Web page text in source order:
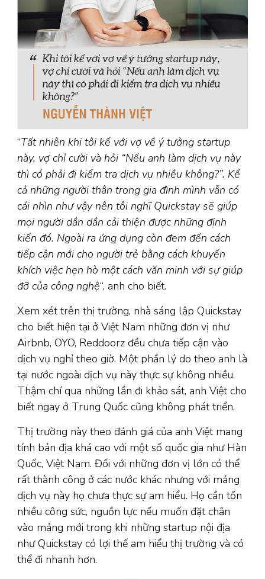
“Tất nhiên khi tôi kể với vợ về ý tưởng startup
này, vợ chỉ cười và hỏi “Nếu anh làm dịch vụ này
thì có phải đi kiểm tra dịch vụ nhiều không?”. Kể
cả những người thân trong gia đình mình vẫn có
cái nhìn như vậy nên tôi nghĩ Quickstay sẽ giúp
mọi người dần dần cải thiện được những định
kiến đó. Ngoài ra ứng dụng còn đem đến cách
tiếp cận mới cho người trẻ bằng cách khuyến
khích việc hẹn hò một cách văn minh với sự giúp
đỡ của công nghệ“, anh cho biết.
Xem xét trên thị trường, nhà sáng lập Quickstay
cho biết hiện tại ở Việt Nam những đơn vị như
Airbnb, OYO, Reddoorz đều chưa tiếp cận vào
dịch vụ nghỉ theo giờ. Một phần lý do theo anh là
tại nước ngoài dịch vụ này thực sự không nhiều.
Thậm chí qua những lần đi khảo sát, anh Việt cho
biết ngay ở Trung Quốc cũng không phát triển.
Thị trường này theo đánh giá của anh Việt mang
tính bản địa khá cao với một số quốc gia như Hàn
Quốc, Việt Nam. Đối với những đơn vị lớn có thể
rất thành công ở các nước khác nhưng với mảng
dịch vụ này họ chưa thực sự am hiểu. Họ cần tốn
nhiều công sức, nguồn lực nếu muốn đặt chân
vào mảng mới trong khi những startup nội địa
như Quickstay có lợi thế am hiểu thị trường và có
thể đi nhanh hơn.